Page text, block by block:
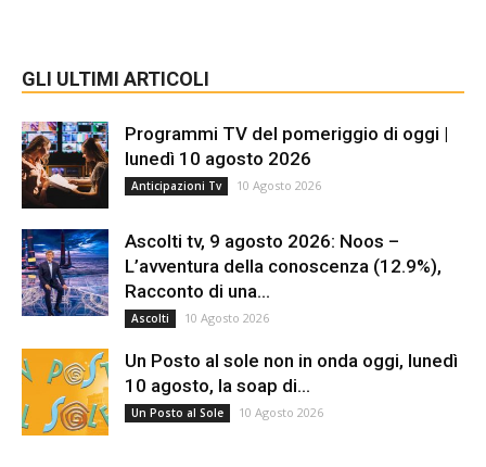
GLI ULTIMI ARTICOLI
Programmi TV del pomeriggio di oggi |
lunedì 10 agosto 2026
Anticipazioni Tv 10 Agosto 2026
Ascolti tv, 9 agosto 2026: Noos –
L’avventura della conoscenza (12.9%),
Racconto di una...
Ascolti 10 Agosto 2026
Un Posto al sole non in onda oggi, lunedì
10 agosto, la soap di...
Un Posto al Sole 10 Agosto 2026